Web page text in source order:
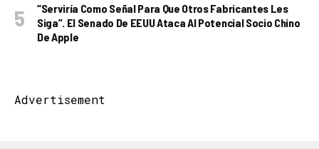
“Serviría Como Señal Para Que Otros Fabricantes Les
Siga”. El Senado De EEUU Ataca Al Potencial Socio Chino
De Apple
Advertisement